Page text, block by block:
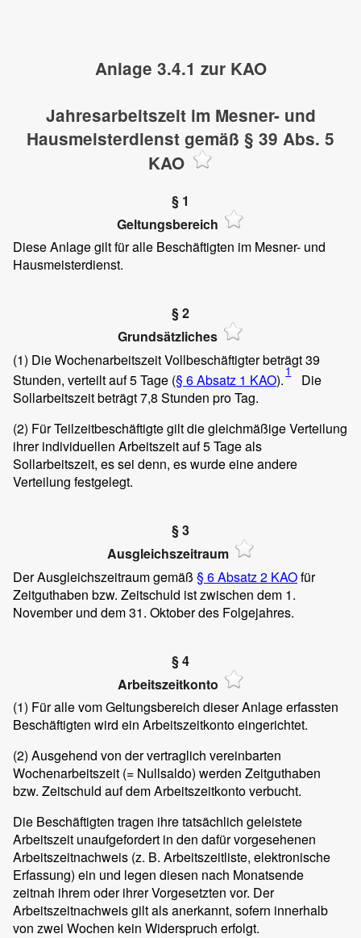
Anlage 3.4.1 zur KAO
Jahresarbeitszeit im Mesner- und
Hausmeisterdienst gemäß § 39 Abs. 5
KAO
§ 1
Geltungsbereich
Diese Anlage gilt für alle Beschäftigten im Mesner- und
Hausmeisterdienst.
§ 2
Grundsätzliches
(1) Die Wochenarbeitszeit Vollbeschäftigter beträgt 39
Stunden, verteilt auf 5 Tage (§ 6 Absatz 1 KAO). 1
Die
Sollarbeitszeit beträgt 7,8 Stunden pro Tag.
(2) Für Teilzeitbeschäftigte gilt die gleichmäßige Verteilung
ihrer individuellen Arbeitszeit auf 5 Tage als
Sollarbeitszeit, es sei denn, es wurde eine andere
Verteilung festgelegt.
§ 3
Ausgleichszeitraum
Der Ausgleichszeitraum gemäß § 6 Absatz 2 KAOfür
Zeitguthaben bzw. Zeitschuld ist zwischen dem 1.
November und dem 31. Oktober des Folgejahres.
§ 4
Arbeitszeitkonto
(1) Für alle vom Geltungsbereich dieser Anlage erfassten
Beschäftigten wird ein Arbeitszeitkonto eingerichtet.
(2) Ausgehend von der vertraglich vereinbarten
Wochenarbeitszeit (= Nullsaldo) werden Zeitguthaben
bzw. Zeitschuld auf dem Arbeitszeitkonto verbucht.
Die Beschäftigten tragen ihre tatsächlich geleistete
Arbeitszeit unaufgefordert in den dafür vorgesehenen
Arbeitszeitnachweis (z. B. Arbeitszeitliste, elektronische
Erfassung) ein und legen diesen nach Monatsende
zeitnah ihrem oder ihrer Vorgesetzten vor. Der
Arbeitszeitnachweis gilt als anerkannt, sofern innerhalb
von zwei Wochen kein Widerspruch erfolgt.